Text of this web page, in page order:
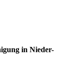
in Nieder-